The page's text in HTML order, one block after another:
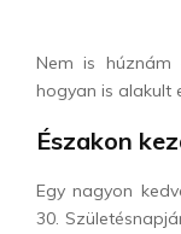
Nem is húznám
hogyan is alakult
Északon
Egy nagyon
30.